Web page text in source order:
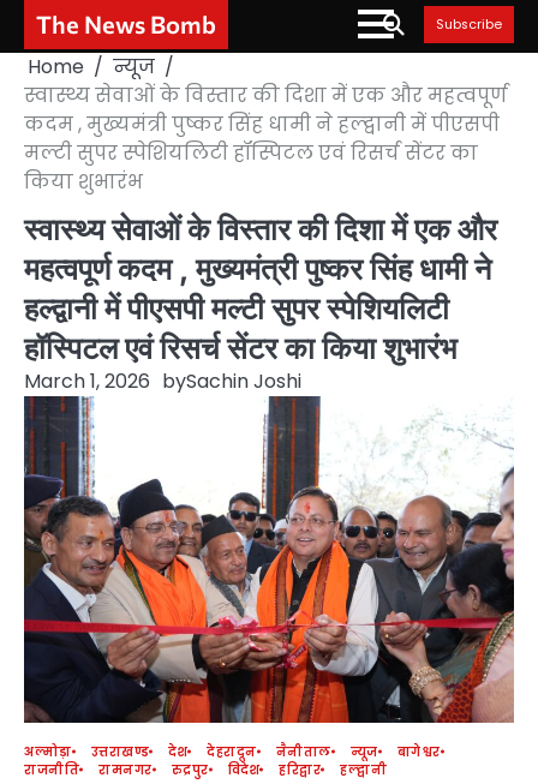
Skip
content
The News Bomb Subscribe
Home
न्यूज
स्वास्थ्य सेवाओं के विस्तार की दिशा में एक और महत्वपूर्ण
कदम , मुख्यमंत्री पुष्कर सिंह धामी ने हल्द्वानी में पीएसपी
मल्टी सुपर स्पेशियलिटी हॉस्पिटल एवं रिसर्च सेंटर का
किया शुभारंभ
स्वास्थ्य सेवाओं के विस्तार की दिशा में एक और
महत्वपूर्ण कदम , मुख्यमंत्री पुष्कर सिंह धामी ने
हल्द्वानी में पीएसपी मल्टी सुपर स्पेशियलिटी
हॉस्पिटल एवं रिसर्च सेंटर का किया शुभारंभ
March 1, 2026 bySachin Joshi
अल्मोड़ा उत्तराखण्ड देश देहरादून नैनीताल न्यूज
बागेश्वर
राजनीति
रामनगर रुद्रपुर विदेश हरिद्वार हल्द्वानी